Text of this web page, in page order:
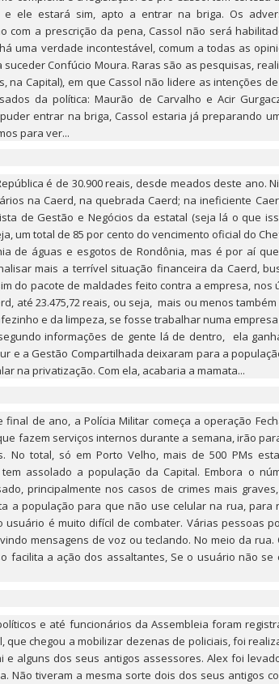
e ele estará sim, apto a entrar na briga. Os
com a prescrição da pena, Cassol não será
uma verdade incontestável, comum a todas as
Confúcio Moura. Raras são as pesquisas,
na Capital), em que Cassol não lidere as intenções
da política: Maurão de Carvalho e Acir
entrar na briga, Cassol estaria já preparando
para ver...
é de 30.900 reais, desde meados deste ano.
na Caerd, na quebrada Caerd; na ineficiente
de Gestão e Negócios da estatal (seja lá o que
um total de 85 por cento do vencimento oficial do
de águas e esgotos de Rondônia, mas é por aí
mais a terrível situação financeira da Caerd,
do pacote de maldades feito contra a empresa, nos
até 23.475,72 reais, ou seja, mais ou menos
e da limpeza, se fosse trabalhar numa
informações de gente lá de dentro, ela
e a Gestão Compartilhada deixaram para a
na privatização. Com ela, acabaria a mamata...
de ano, a Polícia Militar começa a operação
fazem serviços internos durante a semana, irão
No total, só em Porto Velho, mais de 500 PMs
assolado a população da Capital. Embora o
principalmente nos casos de crimes mais
a população para que não use celular na rua, para
usuário é muito difícil de combater. Várias pessoas
mensagens de voz ou teclando. No meio da
facilita a ação dos assaltantes, Se o usuário não se
e até funcionários da Assembleia foram
que chegou a mobilizar dezenas de policiais, foi
alguns dos seus antigos assessores. Alex foi
Não tiveram a mesma sorte dois dos seus antigos